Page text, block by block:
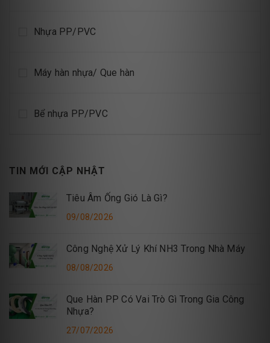
Nhựa PP/PVC
Máy hàn nhựa/ Que hàn
Bể nhựa PP/PVC
TIN MỚI CẬP NHẬT
Tiêu Âm Ống Gió Là Gì?
09/08/2026
Công Nghệ Xử Lý Khí NH3 Trong Nhà Máy
08/08/2026
Que Hàn PP Có Vai Trò Gì Trong Gia Công
Nhựa?
27/07/2026